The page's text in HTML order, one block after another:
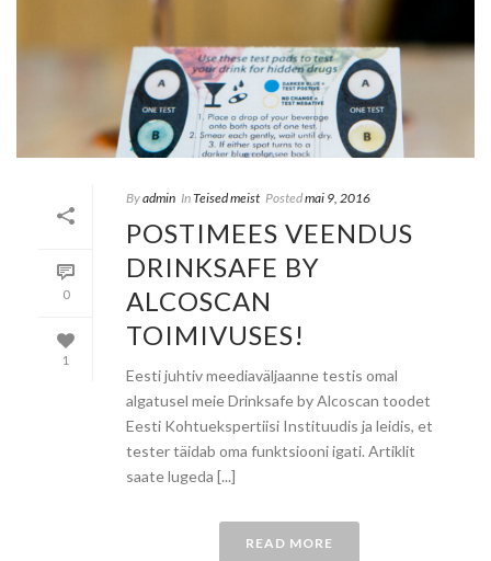
0
1
Byadmin InTeised meist Postedmai 9, 2016
POSTIMEES VEENDUS
DRINKSAFE BY
ALCOSCAN
TOIMIVUSES!
Eesti juhtiv meediaväljaanne testis omal
algatusel meie Drinksafe by Alcoscan toodet
Eesti Kohtuekspertiisi Instituudis ja leidis, et
tester täidab oma funktsiooni igati. Artiklit
saate lugeda [...]
READ MORE